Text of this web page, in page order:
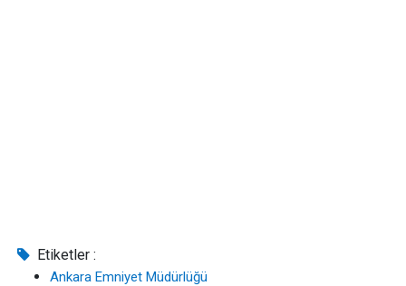
Etiketler :
Ankara Emniyet Müdürlüğü